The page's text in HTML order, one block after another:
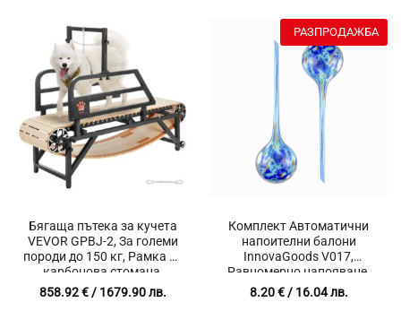
Бягаща пътека за кучета
VEVOR GPBJ-2, За големи
породи до 150 кг, Рамка от
карбонова стомана,
Задвижване без
електричество
858.92€/ 1679.90 лв.
Комплект Автоматични
напоителни балони
InnovaGoods V017,
Равномерно напояване,
Поливане до 14 дни, 2 броя
8.20€/ 16.04 лв.
РАЗПРОДАЖБА